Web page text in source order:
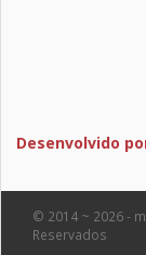
Desenvolvido
© 2014 ~ 2026 -
Reservados